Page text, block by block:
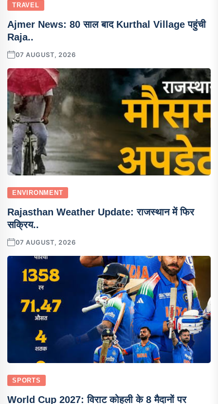
TRAVEL
Ajmer News: 80 साल बाद Kurthal Village पहुंची
Raja..
07 AUGUST, 2026
ENVIRONMENT
Rajasthan Weather Update: राजस्थान में फिर
सक्रिय..
07 AUGUST, 2026
SPORTS
World Cup 2027: विराट कोहली के 8 मैदानों पर